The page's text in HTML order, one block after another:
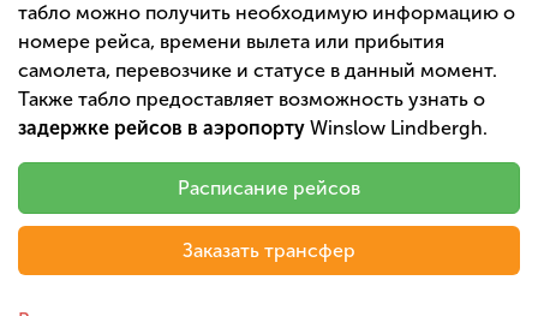
табло можно получить необходимую информацию о
номере рейса, времени вылета или прибытия
самолета, перевозчике и статусе в данный момент.
Также табло предоставляет возможность узнать о
задержке рейсов в аэропорту Winslow Lindbergh.
Расписание рейсов
Заказать трансфер